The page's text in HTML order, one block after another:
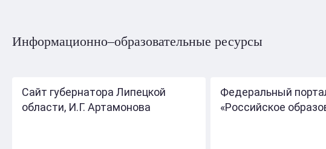
Информационно–образовательные ресурсы
Сайт губернатора Липецкой
области, И.Г. Артамонова
Федеральный
«Российское